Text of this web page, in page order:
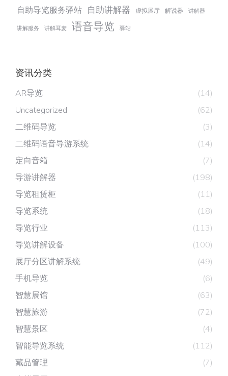
自助导览服务驿站 自助讲解器 虚拟展厅 解说器 讲解器
讲解服务 讲解耳麦 语音导览 驿站
资讯分类
AR导览
(14)
Uncategorized
(62)
二维码导览
(3)
二维码语音导游系统
(14)
定向音箱
(7)
导游讲解器
(198)
导览租赁柜
(11)
导览系统
(18)
导览行业
(113)
导览讲解设备
(100)
展厅分区讲解系统
(49)
手机导览
(6)
智慧展馆
(63)
智慧旅游
(72)
智慧景区
(4)
智能导览系统
(112)
藏品管理
(7)